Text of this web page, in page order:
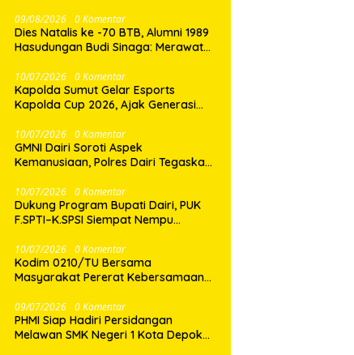
09/08/2026 0 Komentar
Dies Natalis ke -70 BTB, Alumni 1989
Hasudungan Budi Sinaga: Merawat
10/07/2026 0 Komentar
Kapolda Sumut Gelar Esports
Kapolda Cup 2026, Ajak Generasi
Kenakalan Remaja
10/07/2026 0 Komentar
GMNI Dairi Soroti Aspek
Kemanusiaan, Polres Dairi Tegaskan
10/07/2026 0 Komentar
Dukung Program Bupati Dairi, PUK
F.SPTI–K.SPSI Siempat Nempu
Royong Perbaikan Jalan Desa
10/07/2026 0 Komentar
Kodim 0210/TU Bersama
Masyarakat Pererat Kebersamaan
Semangat di Keseruan Nobar Piala
Dunia 2026
09/07/2026 0 Komentar
PHMI Siap Hadiri Persidangan
Melawan SMK Negeri 1 Kota Depok